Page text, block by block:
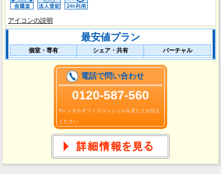
アイコンの説明
最安値プラン
個室・専有 シェア・共有 バーチャル
電話で問い合わせ
0120-587-560
※レンタルオフィスコンシェルを見たとお伝え
ください